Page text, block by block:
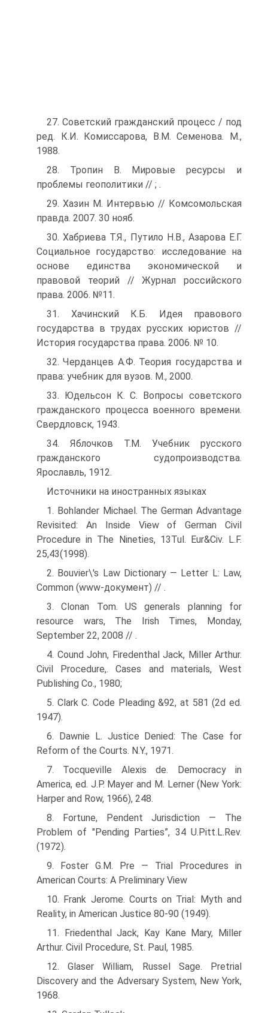
27. Советский гражданский процесс / под
ред. К.И. Комиссарова, В.М. Семенова. М.,
1988.
28. Тропин В. Мировые ресурсы и
проблемы геополитики // ; .
29. Хазин М. Интервью // Комсомольская
правда. 2007. 30 нояб.
30. Хабриева Т.Я., Путило Н.В., Азарова Е.Г.
Социальное государство: исследование на
основе единства экономической и
правовой теорий // Журнал российского
права. 2006. №11.
31. Хачинский К.Б. Идея правового
государства в трудах русских юристов //
История государства права. 2006. № 10.
32. Черданцев А.Ф. Теория государства и
права: учебник для вузов. М., 2000.
33. Юдельсон К. С. Вопросы советского
гражданского процесса военного времени.
Свердловск, 1943.
34. Яблочков Т.М. Учебник русского
гражданского судопроизводства.
Ярославль, 1912.
Источники на иностранных языках
1. Bohlander Michael. The German Advantage
Revisited: An Inside View of German Civil
Procedure in The Nineties, 13Tul. Eur&Civ. L.F.
25,43(1998).
2. Bouvier\'s Law Dictionary — Letter L: Law,
Common (www-документ) // .
3. Clonan Tom. US generals planning for
resource wars, The Irish Times, Monday,
September 22, 2008 // .
4. Cound John, Firedenthal Jack, Miller Arthur.
Civil Procedure,. Cases and materials, West
Publishing Co., 1980;
5. Clark C. Code Pleading &92, at 581 (2d ed.
1947).
6. Dawnie L. Justice Denied: The Case for
Reform of the Courts. N.Y., 1971.
7. Tocqueville Alexis de. Democracy in
America, ed. J.P. Mayer and M. Lerner (New York:
Harper and Row, 1966), 248.
8. Fortune, Pendent Jurisdiction — The
Problem of "Pending Parties”, 34 U.Pitt.L.Rev.
(1972).
9. Foster G.M. Pre — Trial Procedures in
American Courts: A Preliminary View
10. Frank Jerome. Courts on Trial: Myth and
Reality, in American Justice 80-90 (1949).
11. Friedenthal Jack, Kay Kane Mary, Miller
Arthur. Civil Procedure, St. Paul, 1985.
12. Glaser William, Russel Sage. Pretrial
Discovery and the Adversary System, New York,
1968.